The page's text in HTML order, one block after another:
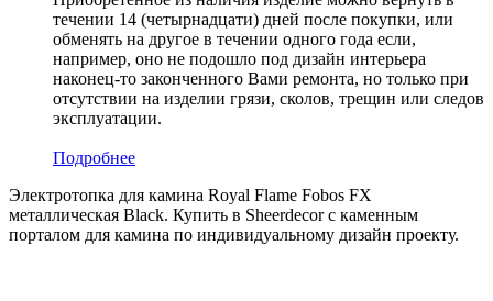
течении 14 (четырнадцати) дней после покупки, или
обменять на другое в течении одного года если,
например, оно не подошло под дизайн интерьера
наконец-то законченного Вами ремонта, но только при
отсутствии на изделии грязи, сколов, трещин или следов
эксплуатации.
Подробнее
Электротопка для камина Royal Flame Fobos FX
металлическая Black. Купить в Sheerdecor с каменным
порталом для камина по индивидуальному дизайн проекту.